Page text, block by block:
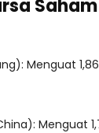
Menguat
Menguat